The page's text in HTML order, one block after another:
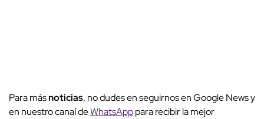
Para másnoticias, no dudes en seguirnos en Google News y
en nuestro canal deWhatsApppara recibir la mejor